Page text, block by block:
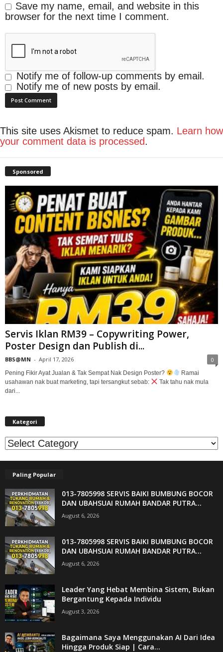
Save my name, email, and website in this
browser for the next time I comment.
Notify me of follow-up comments by email.
Notify me of new posts by email.
This site uses Akismet to reduce spam. Learn how
your comment data is processed.
Sponsored
Servis Iklan RM39 – Copywriting Power,
Poster Design dan Publish di...
BBS@MN - April 17, 2026 0
Pening Fikir Ayat Jualan & Tak Sempat Nak Design Poster?
Ramai
usahawan nak buat marketing, tapi tersangkut sebab:
Tak tahu nak mula
dari...
Kategori
Kategori
Paling Popular
013-7805998 SERVIS BAIKI BUMBUNG BOCOR
DAN UBAHSUAI RUMAH BANDAR PUTRA...
August 6, 2026
013-7805998 SERVIS BAIKI BUMBUNG BOCOR
DAN UBAHSUAI RUMAH BANDAR PUTRA...
August 6, 2026
Leader Yang Hebat Membina Sistem, Bukan
Bergantung Kepada Individu
August 3, 2026
Bagaimana Saya Menggunakan AI Dari Idea
Hingga Produk Siap | Cara...